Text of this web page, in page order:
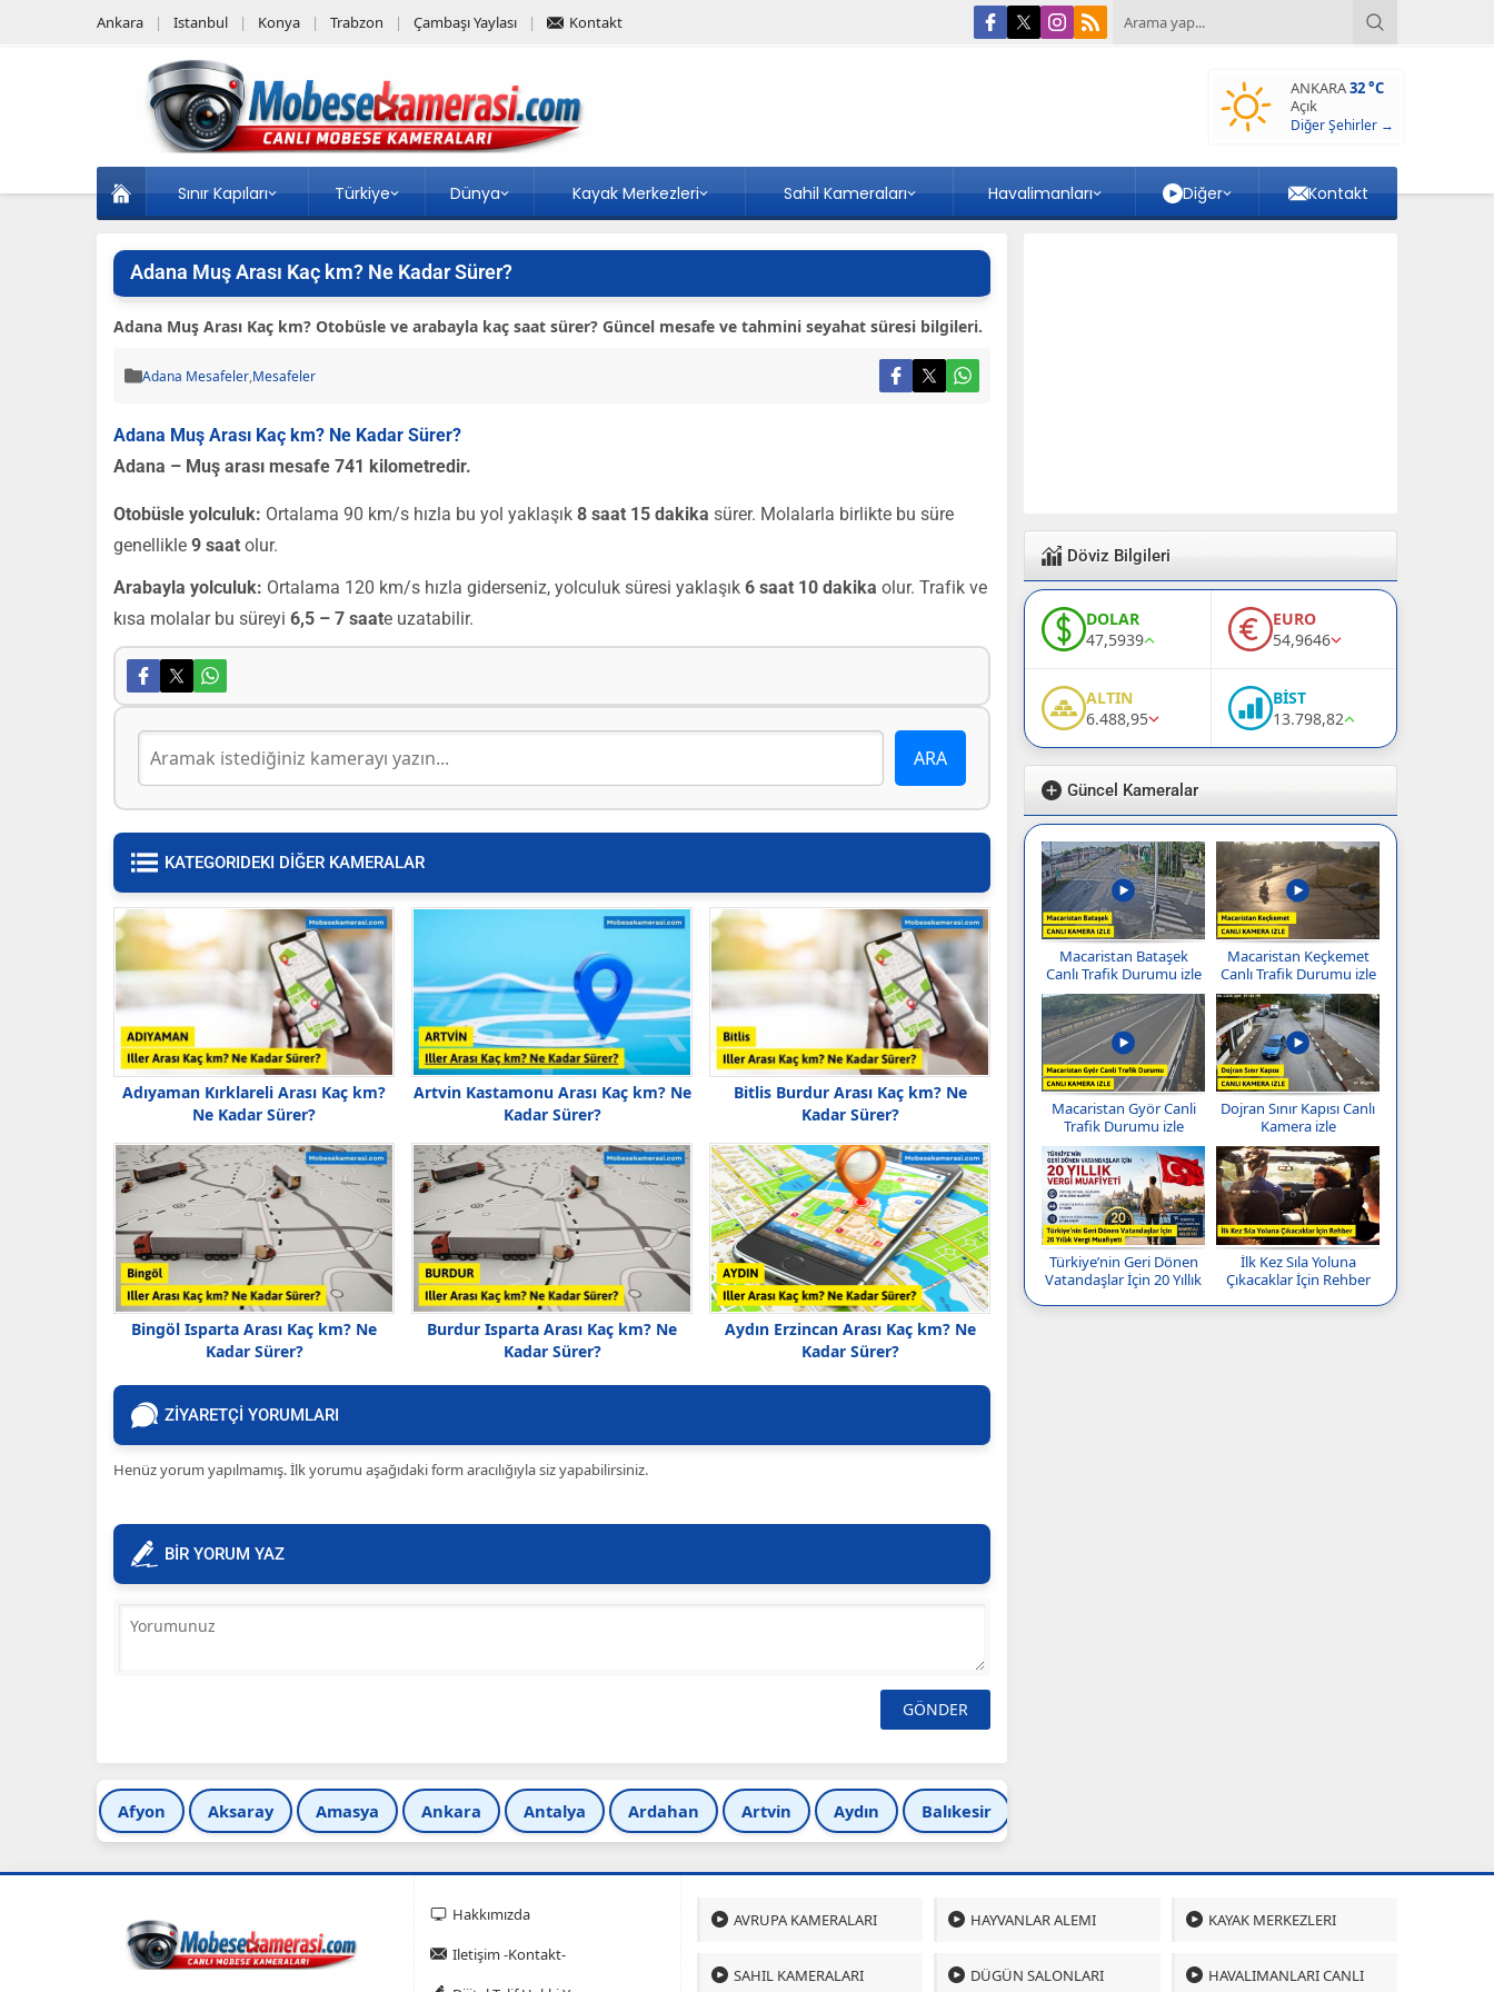
Ankara Istanbul Konya Trabzon Çambaşı Yaylası Kontakt
ANKARA32 °C
Açık
Diğer Şehirler →
Sınır Kapıları Türkiye Dünya Kayak Merkezleri Sahil Kameraları Havalimanları Diğer Kontakt
Adana Muş Arası Kaç km? Ne Kadar Sürer?
Adana Muş Arası Kaç km? Otobüsle ve arabayla kaç saat sürer? Güncel mesafe ve tahmini seyahat süresi bilgileri.
Adana Mesafeler,Mesafeler
Adana Muş Arası Kaç km? Ne Kadar Sürer?
Adana – Muş arası mesafe 741 kilometredir.
Otobüsle yolculuk: Ortalama 90 km/s hızla bu yol yaklaşık 8 saat 15 dakika sürer. Molalarla birlikte bu süre
genellikle 9 saat olur.
Arabayla yolculuk: Ortalama 120 km/s hızla giderseniz, yolculuk süresi yaklaşık 6 saat 10 dakika olur. Trafik ve
kısa molalar bu süreyi 6,5 – 7 saate uzatabilir.
KATEGORIDEKI DİĞER KAMERALAR
Adıyaman Kırklareli Arası Kaç km?
Ne Kadar Sürer?
Artvin Kastamonu Arası Kaç km? Ne
Kadar Sürer?
Bitlis Burdur Arası Kaç km? Ne
Kadar Sürer?
Bingöl Isparta Arası Kaç km? Ne
Kadar Sürer?
Burdur Isparta Arası Kaç km? Ne
Kadar Sürer?
Aydın Erzincan Arası Kaç km? Ne
Kadar Sürer?
ZİYARETÇİ YORUMLARI
Henüz yorum yapılmamış. İlk yorumu aşağıdaki form aracılığıyla siz yapabilirsiniz.
BİR YORUM YAZ
Afyon Aksaray Amasya Ankara Antalya Ardahan Artvin Aydın Balıkesir
Döviz Bilgileri
DOLAR
47,5939
EURO
54,9646
ALTIN
6.488,95
BİST
13.798,82
Güncel Kameralar
Macaristan Bataşek
Canlı Trafik Durumu izle
Macaristan Keçkemet
Canlı Trafik Durumu izle
Macaristan Györ Canli
Trafik Durumu izle
Dojran Sınır Kapısı Canlı
Kamera izle
Türkiye’nin Geri Dönen
Vatandaşlar İçin 20 Yıllık
İlk Kez Sıla Yoluna
Çıkacaklar İçin Rehber
Hakkımızda
Iletişim -Kontakt-
AVRUPA KAMERALARI HAYVANLAR ALEMI KAYAK MERKEZLERI
SAHIL KAMERALARI DÜGÜN SALONLARI HAVALIMANLARI CANLI